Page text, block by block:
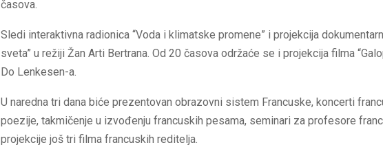
časova.
Sledi interaktivna radionica “Voda i klimatske promene” i projekcija
sveta” u režiji Žan Arti Bertrana. Od 20 časova održaće se i projekcija filma
Do Lenkesen-a.
U naredna tri dana biće prezentovan obrazovni sistem Francuske, koncerti
poezije, takmičenje u izvođenju francuskih pesama, seminari za profesore
projekcije još tri filma francuskih reditelja.